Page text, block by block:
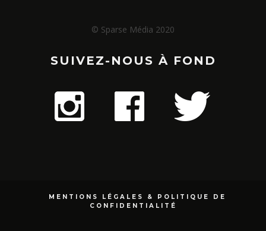
© Sparse Média 2020
SUIVEZ-NOUS À FOND
MENTIONS LÉGALES & POLITIQUE DE
CONFIDENTIALITÉ